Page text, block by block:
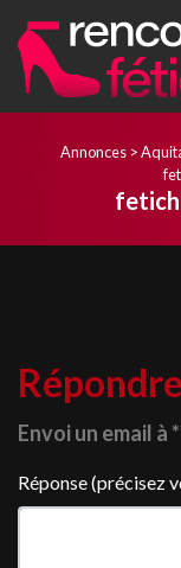
Annonces>
Répondre
Envoi un email à
Réponse (précisez